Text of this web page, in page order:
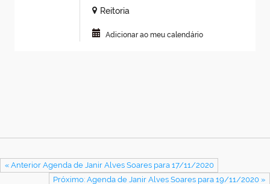
Reitoria
Adicionar ao meu calendário
« Anterior Agenda de Janir Alves Soares para 17/11/2020
Próximo: Agenda de Janir Alves Soares para 19/11/2020 »